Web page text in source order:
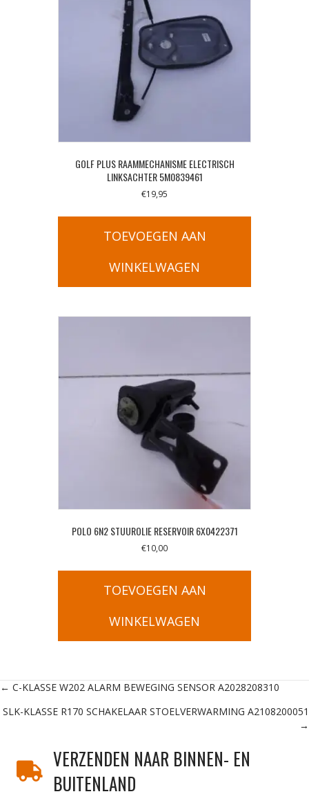
GOLF PLUS RAAMMECHANISME ELECTRISCH
LINKSACHTER 5M0839461
€19,95
TOEVOEGEN AAN
WINKELWAGEN
POLO 6N2 STUUROLIE RESERVOIR 6X0422371
€10,00
TOEVOEGEN AAN
WINKELWAGEN
Posts
navigation
← C-KLASSE W202 ALARM BEWEGING SENSOR A2028208310
SLK-KLASSE R170 SCHAKELAAR STOELVERWARMING A2108200051
→
VERZENDEN NAAR BINNEN- EN
BUITENLAND